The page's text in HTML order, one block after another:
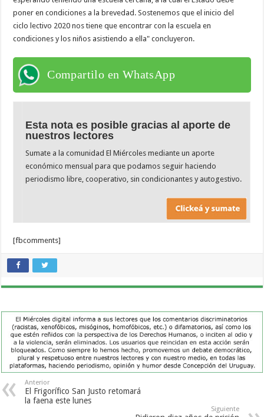
poner en condiciones a la brevedad. Sostenemos que el inicio del
ciclo lectivo 2020 nos tiene que encontrar con la escuela en
condiciones y los niños asistiendo a ella" concluyeron.
Compartilo en WhatsApp
Esta nota es posible gracias al aporte de
nuestros lectores
Sumate a la comunidad El Miércoles mediante un aporte
económico mensual para que podamos seguir haciendo
periodismo libre, cooperativo, sin condicionantes y autogestivo.
[fbcomments]
Anterior
El Frigorífico San Justo retomará
la faena este lunes
Siguiente